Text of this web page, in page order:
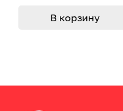
В корзину